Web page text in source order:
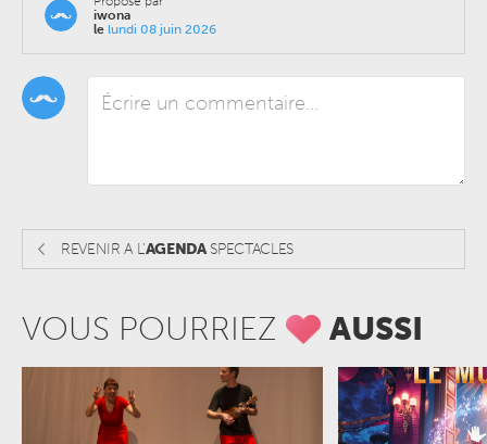
iwona
le lundi 08 juin 2026
REVENIR A L'AGENDASPECTACLES
VOUS POURRIEZ AUSSI